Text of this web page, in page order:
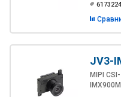
6173224
JV3-
MIPI